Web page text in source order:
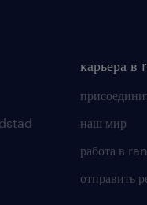
карьера
наш мир
работа в
отправить